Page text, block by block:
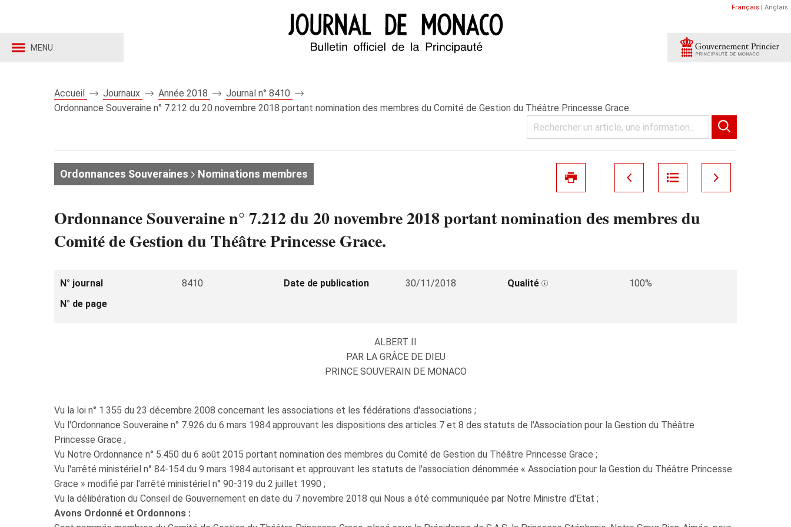
MENU
Français | Anglais
Accueil Journaux Année 2018
Journal n° 8410
Ordonnance Souveraine n° 7.212 du 20 novembre 2018 portant nomination des membres du Comité de Gestion du Théâtre Princesse Grace.
Ordonnances Souveraines Nominations membres
Ordonnance Souveraine n° 7.212 du 20 novembre 2018 portant nomination des membres du
Comité de Gestion du Théâtre Princesse Grace.
N° journal 8410 Date de publication 30/11/2018 Qualité
100%
N° de page
ALBERT II
PAR LA GRÂCE DE DIEU
PRINCE SOUVERAIN DE MONACO
Vu la loi n° 1.355 du 23 décembre 2008 concernant les associations et les fédérations d'associations ;
Vu l'Ordonnance Souveraine n° 7.926 du 6 mars 1984 approuvant les dispositions des articles 7 et 8 des statuts de l'Association pour la Gestion du Théâtre
Princesse Grace ;
Vu Notre Ordonnance n° 5.450 du 6 août 2015 portant nomination des membres du Comité de Gestion du Théâtre Princesse Grace ;
Vu l'arrêté ministériel n° 84-154 du 9 mars 1984 autorisant et approuvant les statuts de l'association dénommée « Association pour la Gestion du Théâtre Princesse
Grace » modifié par l'arrêté ministériel n° 90‑319 du 2 juillet 1990 ;
Vu la délibération du Conseil de Gouvernement en date du 7 novembre 2018 qui Nous a été communiquée par Notre Ministre d'Etat ;
Avons Ordonné et Ordonnons :